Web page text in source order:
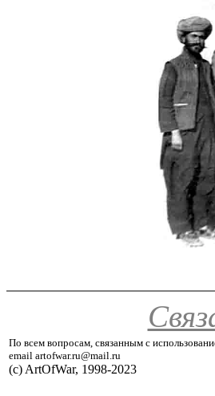
По всем вопросам, связанным с
email artofwar.ru@mail.ru
(с) ArtOfWar, 1998-2023